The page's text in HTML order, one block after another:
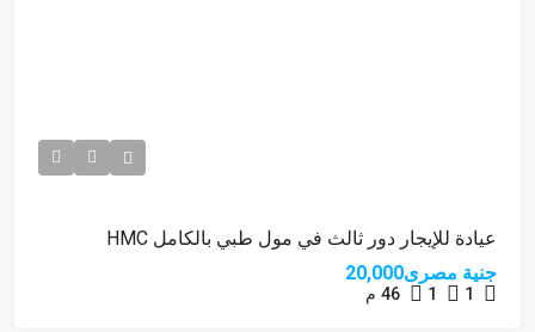
عيادة للإيجار دور ثالث في مول طبي بالكامل HMC
جنية مصرى20,000
1
1
46 م